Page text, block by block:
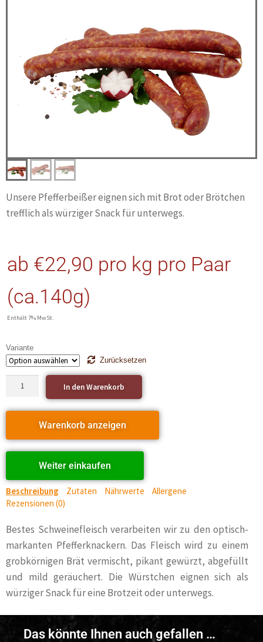
Unsere Pfefferbeißer eignen sich mit Brot oder Brötchen
trefflich als würziger Snack für unterwegs.
ab €22,90 pro kg pro Paar
(ca.140g)
Enthält 7% MwSt.
Variante
Zurücksetzen
In den Warenkorb
Warenkorb anzeigen
Weiter einkaufen
Beschreibung Zutaten Nährwerte
Allergene
Rezensionen (0)
Bestes Schweinefleisch verarbeiten wir zu den optisch-
markanten Pfefferknackern. Das Fleisch wird zu einem
grobkörnigen Brät vermischt, pikant gewürzt, abgefüllt
und mild geräuchert. Die Würstchen eignen sich als
würziger Snack für eine Brotzeit oder unterwegs.
Das könnte Ihnen auch gefallen …